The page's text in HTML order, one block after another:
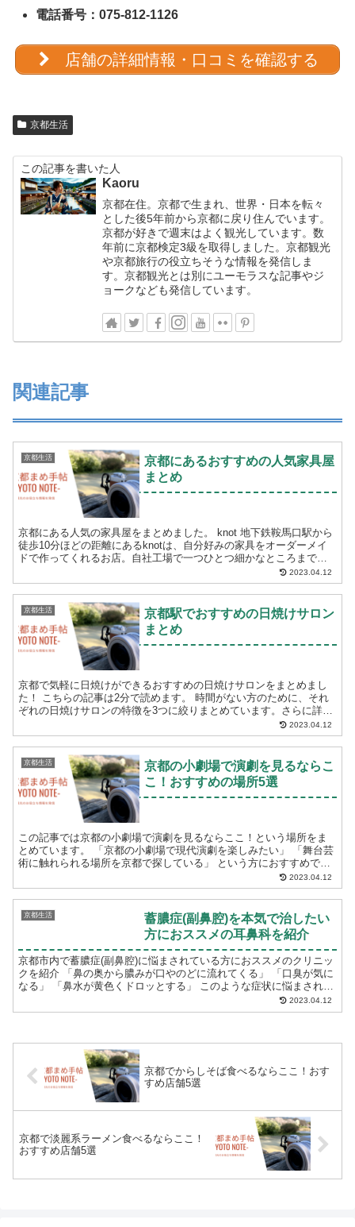
電話番号：075-812-1126
店舗の詳細情報・口コミを確認する
京都生活
この記事を書いた人
Kaoru
京都在住。京都で生まれ、世界・日本を転々
とした後5年前から京都に戻り住んでいます。
京都が好きで週末はよく観光しています。数
年前に京都検定3級を取得しました。京都観光
や京都旅行の役立ちそうな情報を発信しま
す。京都観光とは別にユーモラスな記事やジ
ョークなども発信しています。
関連記事
京都生活
京都にあるおすすめの人気家具屋
まとめ
京都にある人気の家具屋をまとめました。 knot 地下鉄鞍馬口駅から
徒歩10分ほどの距離にあるknotは、自分好みの家具をオーダーメイ
ドで作ってくれるお店。自社工場で一つひとつ細かなところまでこ
2023.04.12
京都生活
京都駅でおすすめの日焼けサロン
まとめ
京都で気軽に日焼けができるおすすめの日焼けサロンをまとめまし
た！ こちらの記事は2分で読めます。 時間がない方のために、それ
ぞれの日焼けサロンの特徴を3つに絞りまとめています。さらに詳し
2023.04.12
京都生活
京都の小劇場で演劇を見るならこ
こ！おすすめの場所5選
この記事では京都の小劇場で演劇を見るならここ！という場所をま
とめています。 「京都の小劇場で現代演劇を楽しみたい」 「舞台芸
術に触れられる場所を京都で探している」 という方におすすめで
2023.04.12
京都生活
蓄膿症(副鼻腔)を本気で治したい
方におススメの耳鼻科を紹介
京都市内で蓄膿症(副鼻腔)に悩まされている方におススメのクリニッ
クを紹介 「鼻の奥から膿みが口やのどに流れてくる」 「口臭が気に
なる」 「鼻水が黄色くドロッとする」 このような症状に悩まされて
2023.04.12
京都でからしそば食べるならここ！おす
すめ店舗5選
京都で淡麗系ラーメン食べるならここ！
おすすめ店舗5選